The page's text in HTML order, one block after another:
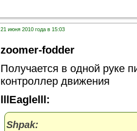
21 июня 2010 года в 15:03
zoomer-fodder
Получается в одной руке
контроллер движения
lllEaglelll:
Shpak: